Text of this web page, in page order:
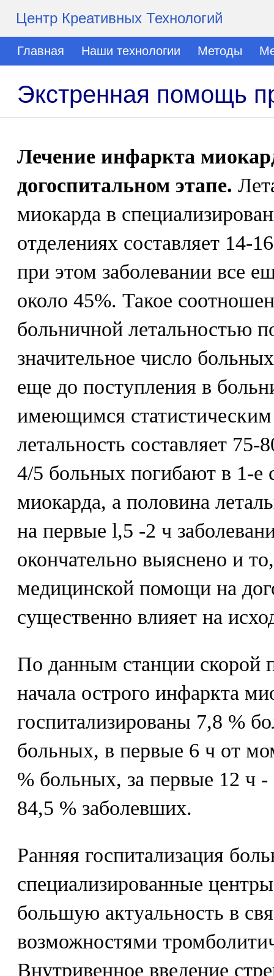
Центр Креативных Технологий
Главная Наши технологии Методы
Экстренная помощь
Лечение инфаркта
догоспитальном этапе.
миокарда в
отделениях составляет 14-
при этом заболевании все
около 45%. Такое
больничной летальностью
значительное число
еще до поступления в
имеющимся
летальность составляет
4/5 больных погибают в 1-е
миокарда, а половина
на первые l,5 -2 ч
окончательно выяснено и
медицинской помощи на
существенно влияет на
По данным станции скорой
начала острого инфаркта
госпитализированы 7,8 %
больных, в первые 6 ч от
% больных, за первые 12 ч -
84,5 % заболевших.
Ранняя госпитализация
специализированные
большую актуальность в
возможностями
Внутривенное введение